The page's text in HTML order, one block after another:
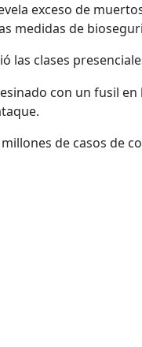
exceso de
medidas de
las clases
con un fusil
de casos de